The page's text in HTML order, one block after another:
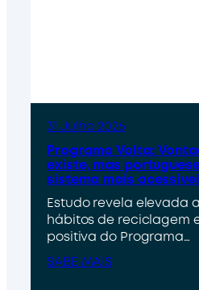
31 Julho 2026
Programa Volta:
existe, mas
sistema mais acessível
Estudo revela elevada
hábitos de reciclagem
positiva do Programa…
SABE MAIS